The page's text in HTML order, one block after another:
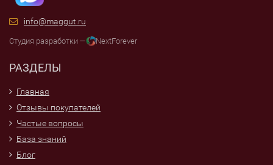
info@maggut.ru
Студия разработки — NextForever
РАЗДЕЛЫ
Главная
Отзывы покупателей
Частые вопросы
База знаний
Блог